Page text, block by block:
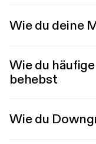
Wie du deine
Wie du
behebst
Wie du